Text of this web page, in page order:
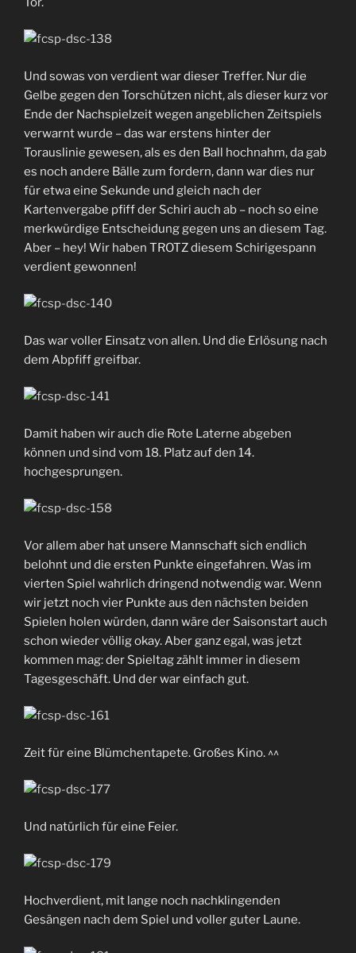
Und sowas von verdient war dieser Treffer. Nur die
Gelbe gegen den Torschützen nicht, als dieser kurz vor
Ende der Nachspielzeit wegen angeblichen Zeitspiels
verwarnt wurde – das war erstens hinter der
Torauslinie gewesen, als es den Ball hochnahm, da gab
es noch andere Bälle zum fordern, dann war dies nur
für etwa eine Sekunde und gleich nach der
Kartenvergabe pfiff der Schiri auch ab – noch so eine
merkwürdige Entscheidung gegen uns an diesem Tag.
Aber – hey! Wir haben TROTZ diesem Schirigespann
verdient gewonnen!
Das war voller Einsatz von allen. Und die Erlösung nach
dem Abpfiff greifbar.
Damit haben wir auch die Rote Laterne abgeben
können und sind vom 18. Platz auf den 14.
hochgesprungen.
Vor allem aber hat unsere Mannschaft sich endlich
belohnt und die ersten Punkte eingefahren. Was im
vierten Spiel wahrlich dringend notwendig war. Wenn
wir jetzt noch vier Punkte aus den nächsten beiden
Spielen holen würden, dann wäre der Saisonstart auch
schon wieder völlig okay. Aber ganz egal, was jetzt
kommen mag: der Spieltag zählt immer in diesem
Tagesgeschäft. Und der war einfach gut.
Zeit für eine Blümchentapete. Großes Kino. ^^
Und natürlich für eine Feier.
Hochverdient, mit lange noch nachklingenden
Gesängen nach dem Spiel und voller guter Laune.